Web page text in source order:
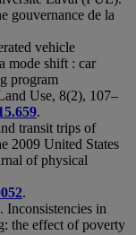
gouvernance de la
vehicle
mode shift : car
program
Use, 8(2), 107–
.
transit trips of
2009 United States
of physical
.
in
the effect of poverty